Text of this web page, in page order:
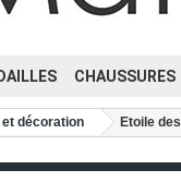
CHAUSSURES
décoration Etoile